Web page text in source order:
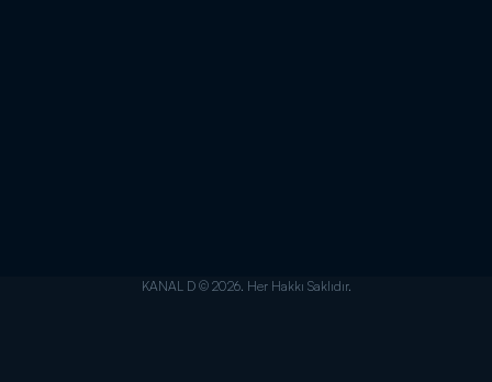
KANAL D © 2026. Her Hakkı Saklıdır.